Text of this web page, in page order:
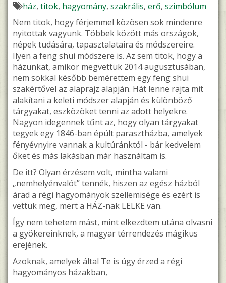
ház titok hagyomány szakrális erő szimbólum
Nem titok, hogy férjemmel közösen sok mindenre
nyitottak vagyunk. Többek között más országok,
népek tudására, tapasztalataira és módszereire.
Ilyen a feng shui módszere is. Az sem titok, hogy a
házunkat, amikor megvettük 2014 augusztusában,
nem sokkal később bemérettem egy feng shui
szakértővel az alaprajz alapján. Hát lenne rajta mit
alakítani a keleti módszer alapján és különböző
tárgyakat, eszközöket tenni az adott helyekre.
Nagyon idegennek tűnt az, hogy olyan tárgyakat
tegyek egy 1846-ban épült parasztházba, amelyek
fényévnyire vannak a kultúránktól - bár kedvelem
őket és más lakásban már használtam is.
De itt? Olyan érzésem volt, mintha valami
„nemhelyénvalót” tennék, hiszen az egész házból
árad a régi hagyományok szellemisége és ezért is
vettük meg, mert a HÁZ-nak LELKE van.
Így nem tehetem mást, mint elkezdtem utána olvasni
a gyökereinknek, a magyar térrendezés mágikus
erejének.
Azoknak, amelyek által Te is úgy érzed a régi
hagyományos házakban,